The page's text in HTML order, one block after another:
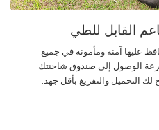
القابل للطي
عليها آمنة ومأمونة في جميع
الوصول إلى صندوق شاحنتك
التحميل والتفريغ بأقل جهد.